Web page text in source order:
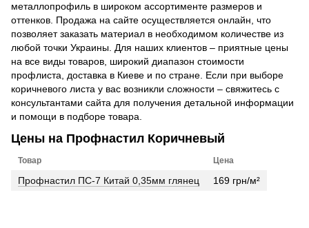
металлопрофиль в широком ассортименте размеров и
оттенков. Продажа на сайте осуществляется онлайн, что
позволяет заказать материал в необходимом количестве из
любой точки Украины. Для наших клиентов – приятные цены
на все виды товаров, широкий диапазон стоимости
профлиста, доставка в Киеве и по стране. Если при выборе
коричневого листа у вас возникли сложности – свяжитесь с
консультантами сайта для получения детальной информации
и помощи в подборе товара.
Цены на Профнастил Коричневый
Товар Цена
Профнастил ПС-7 Китай 0,35мм глянец 169 грн/м²